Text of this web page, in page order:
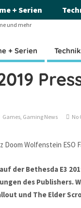
+ Serien
+ Serien
Games, Gaming News No
der Bethesda E3
des Publishers.
und The Elder